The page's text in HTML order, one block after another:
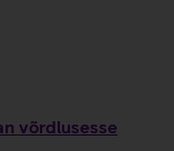
võrdlusesse